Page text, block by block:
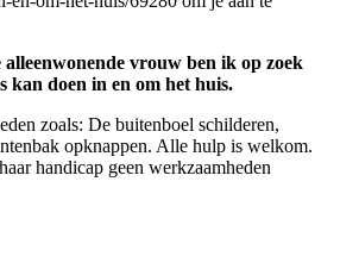
alleenwonende vrouw ben ik op zoek
kan doen in en om het huis.
zoals: De buitenboel schilderen,
opknappen. Alle hulp is welkom.
handicap geen werkzaamheden